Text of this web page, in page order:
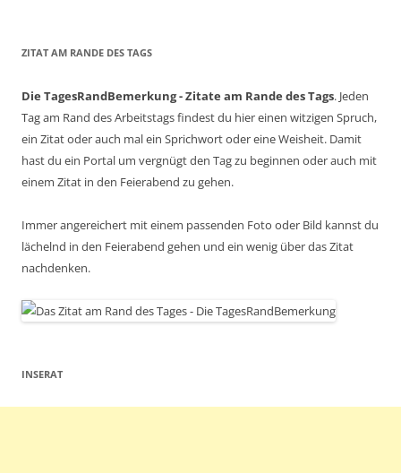
ZITAT AM RANDE DES TAGS
Die TagesRandBemerkung - Zitate am Rande des Tags. Jeden
Tag am Rand des Arbeitstags findest du hier einen witzigen Spruch,
ein Zitat oder auch mal ein Sprichwort oder eine Weisheit. Damit
hast du ein Portal um vergnügt den Tag zu beginnen oder auch mit
einem Zitat in den Feierabend zu gehen.
Immer angereichert mit einem passenden Foto oder Bild kannst du
lächelnd in den Feierabend gehen und ein wenig über das Zitat
nachdenken.
INSERAT